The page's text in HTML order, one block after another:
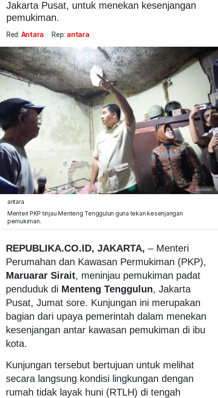
Jakarta Pusat, untuk menekan kesenjangan
pemukiman.
Red: Antara Rep: antara
antara
Menteri PKP tinjau Menteng Tenggulun guna tekan kesenjangan
pemukiman.
REPUBLIKA.CO.ID, JAKARTA, – Menteri
Perumahan dan Kawasan Permukiman (PKP),
Maruarar Sirait, meninjau pemukiman padat
penduduk di Menteng Tenggulun, Jakarta
Pusat, Jumat sore. Kunjungan ini merupakan
bagian dari upaya pemerintah dalam menekan
kesenjangan antar kawasan pemukiman di ibu
kota.
Kunjungan tersebut bertujuan untuk melihat
secara langsung kondisi lingkungan dengan
rumah tidak layak huni (RTLH) di tengah